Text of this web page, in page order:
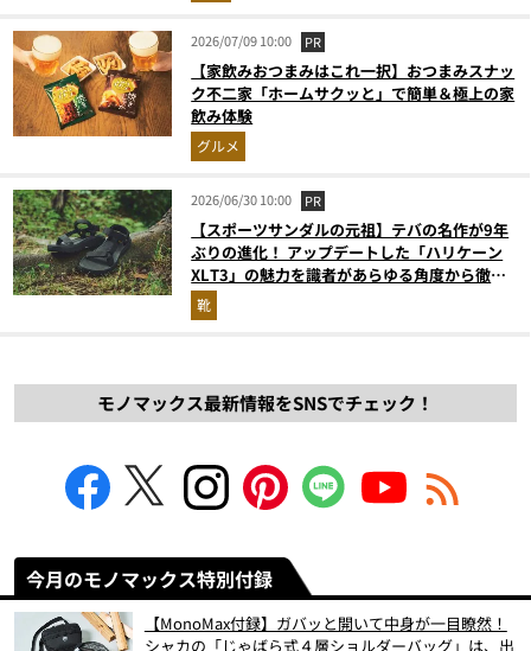
2026/07/09 10:00 PR
【家飲みおつまみはこれ一択】おつまみスナッ
ク不二家「ホームサクッと」で簡単＆極上の家
飲み体験
グルメ
2026/06/30 10:00 PR
【スポーツサンダルの元祖】テバの名作が9年
ぶりの進化！ アップデートした「ハリケーン
XLT3」の魅力を識者があらゆる角度から徹底
解説！
靴
モノマックス最新情報をSNSでチェック！
今月のモノマックス特別付録
【MonoMax付録】ガバッと開いて中身が一目瞭然！
シャカの「じゃばら式４層ショルダーバッグ」は、出